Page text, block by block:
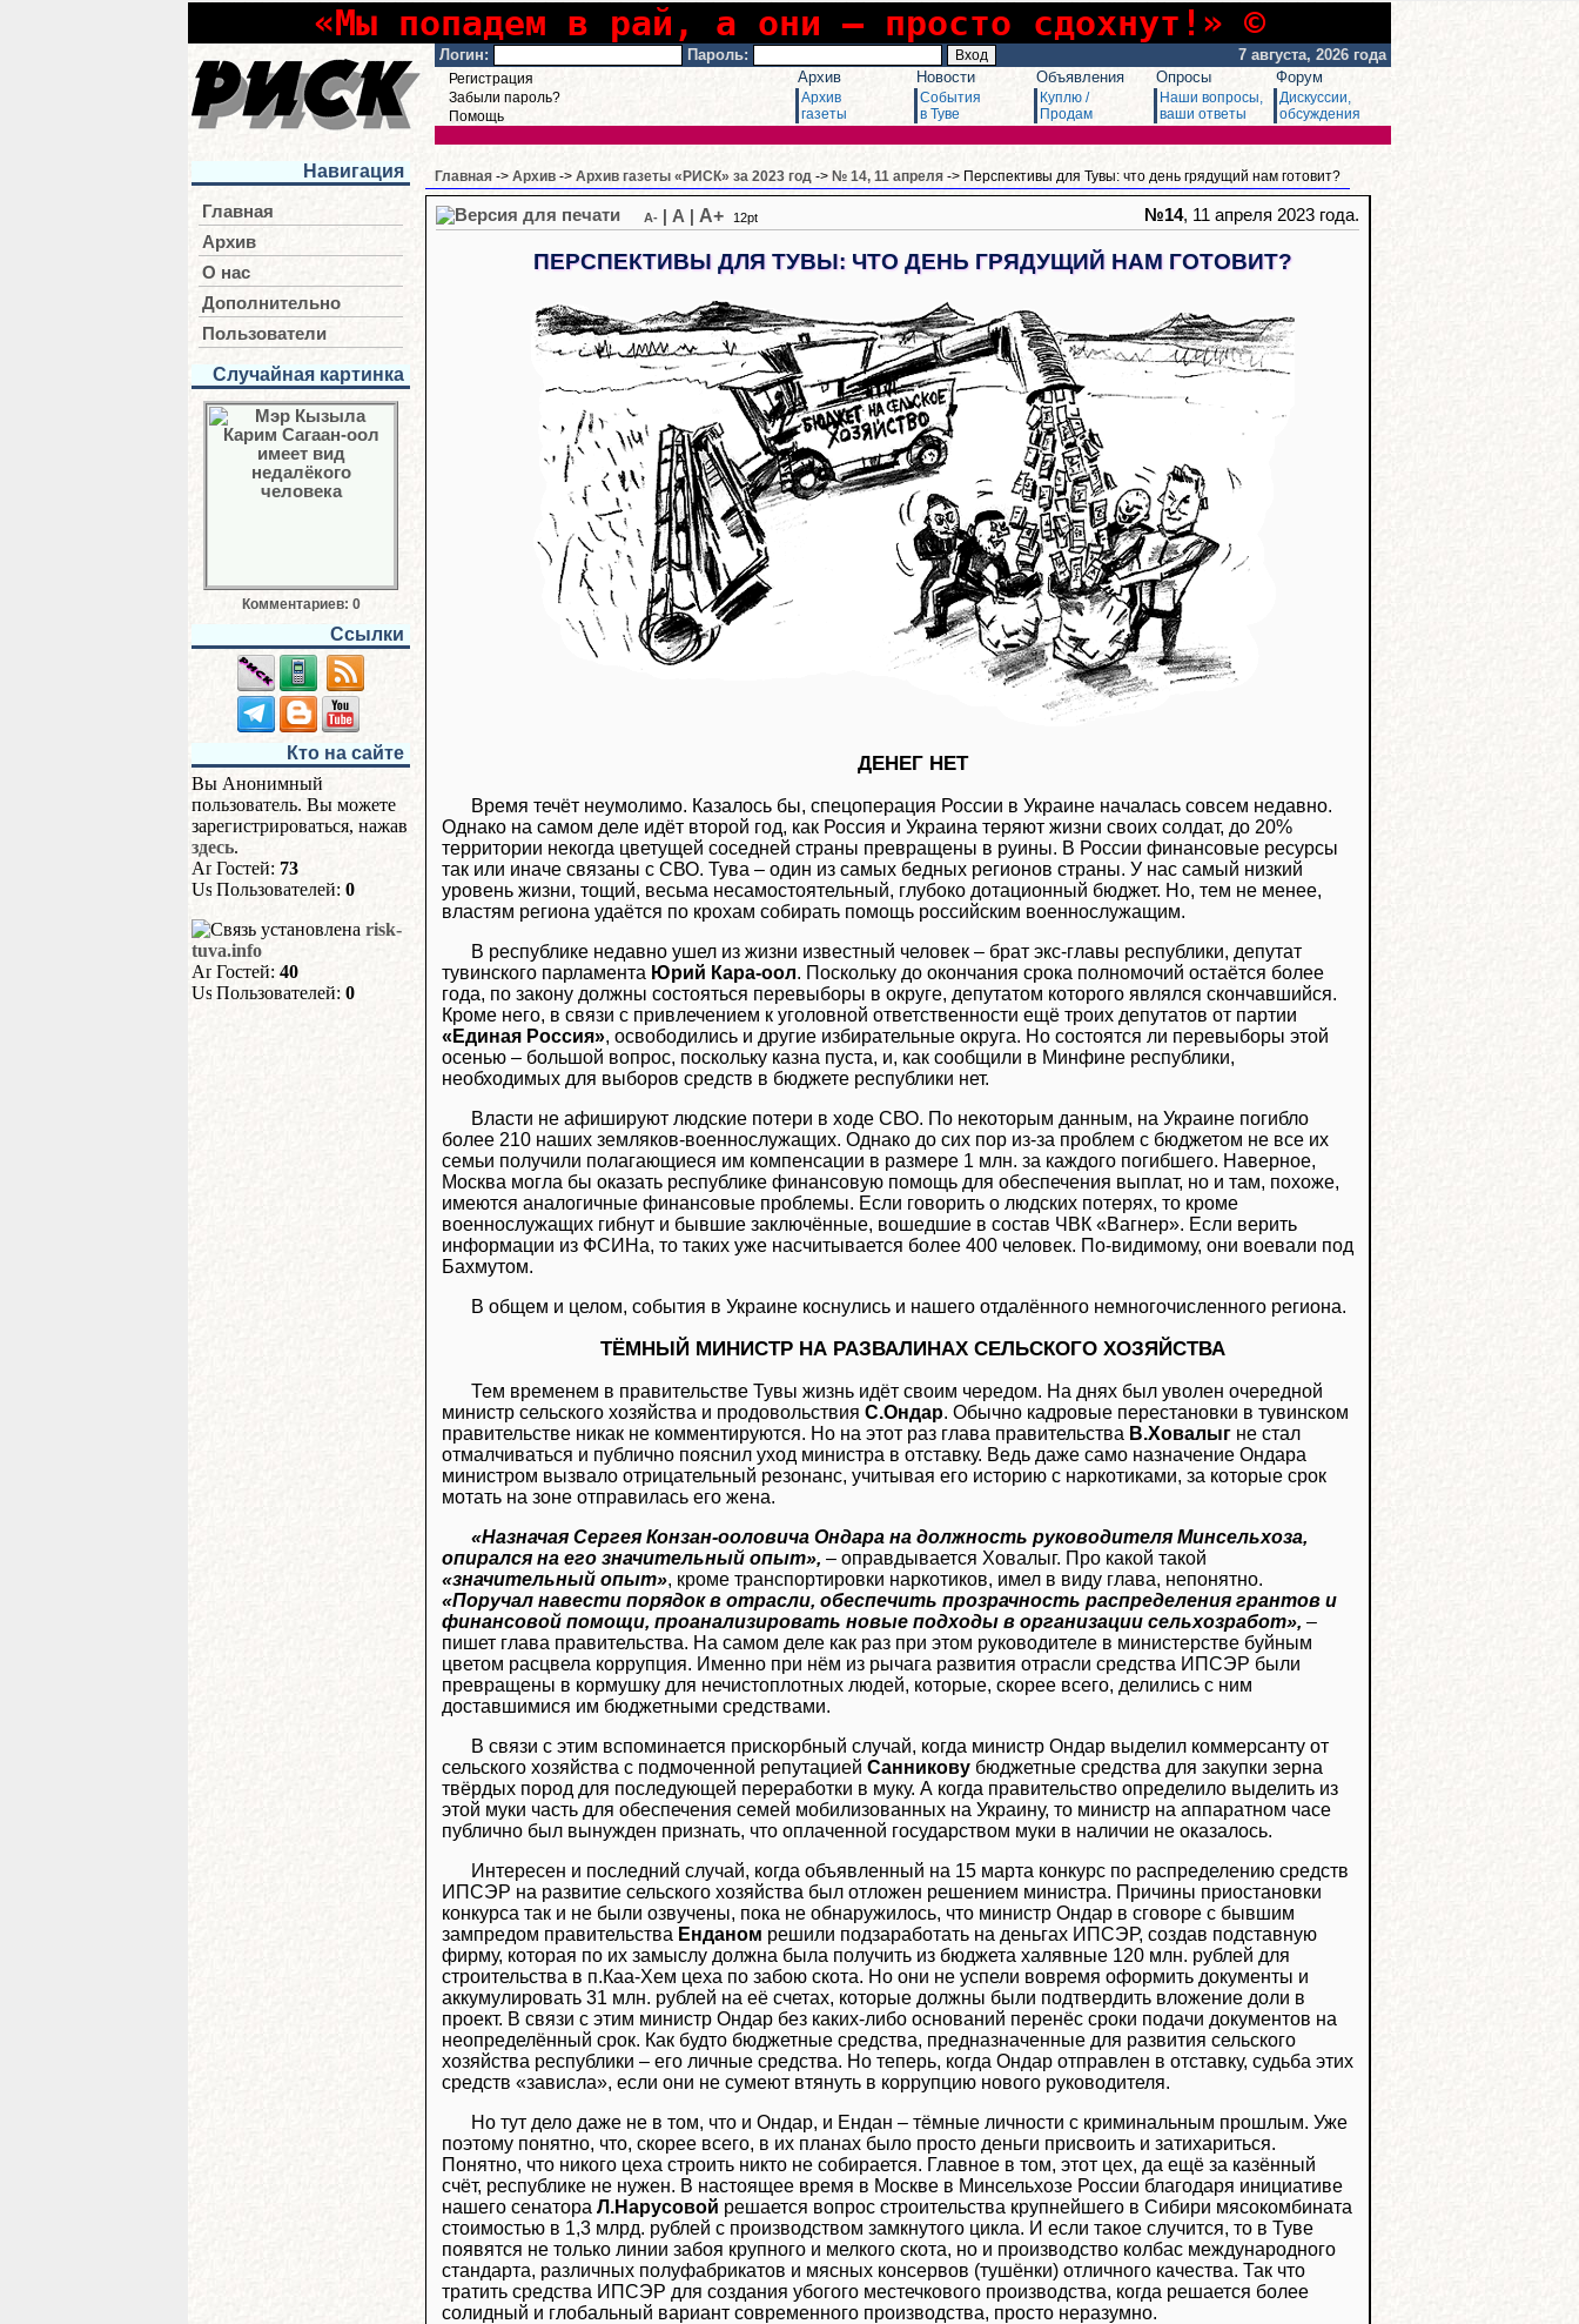
«Мы попадем в рай, а они – просто сдохнут!» ©
Логин: Пароль: 7 августа, 2026 года
Регистрация
Забыли пароль?
Помощь
Архив
Архив
газеты
Новости
События
в Туве
Объявления
Куплю /
Продам
Опросы
Наши вопросы,
ваши ответы
Форум
Дискуссии,
обсуждения
Навигация
Главная
Архив
О нас
Дополнительно
Пользователи
Случайная картинка
Комментариев: 0
Ссылки
Кто на сайте
Вы Анонимный
пользователь. Вы можете
зарегистрироваться, нажав
здесь.
Гостей: 73
Пользователей: 0
risk-
tuva.info
Гостей: 40
Пользователей: 0
Главная -> Архив -> Архив газеты «РИСК» за 2023 год -> № 14, 11 апреля -> Перспективы для Тувы: что день грядущий нам готовит?
A- A A+ 12pt №14, 11 апреля 2023 года.
ПЕРСПЕКТИВЫ ДЛЯ ТУВЫ: ЧТО ДЕНЬ ГРЯДУЩИЙ НАМ ГОТОВИТ?
ДЕНЕГ НЕТ
Время течёт неумолимо. Казалось бы, спецоперация России в Украине началась совсем недавно.
Однако на самом деле идёт второй год, как Россия и Украина теряют жизни своих солдат, до 20%
территории некогда цветущей соседней страны превращены в руины. В России финансовые ресурсы
так или иначе связаны с СВО. Тува – один из самых бедных регионов страны. У нас самый низкий
уровень жизни, тощий, весьма несамостоятельный, глубоко дотационный бюджет. Но, тем не менее,
властям региона удаётся по крохам собирать помощь российским военнослужащим.
В республике недавно ушел из жизни известный человек – брат экс-главы республики, депутат
тувинского парламента Юрий Кара-оол. Поскольку до окончания срока полномочий остаётся более
года, по закону должны состояться перевыборы в округе, депутатом которого являлся скончавшийся.
Кроме него, в связи с привлечением к уголовной ответственности ещё троих депутатов от партии
«Единая Россия», освободились и другие избирательные округа. Но состоятся ли перевыборы этой
осенью – большой вопрос, поскольку казна пуста, и, как сообщили в Минфине республики,
необходимых для выборов средств в бюджете республики нет.
Власти не афишируют людские потери в ходе СВО. По некоторым данным, на Украине погибло
более 210 наших земляков-военнослужащих. Однако до сих пор из-за проблем с бюджетом не все их
семьи получили полагающиеся им компенсации в размере 1 млн. за каждого погибшего. Наверное,
Москва могла бы оказать республике финансовую помощь для обеспечения выплат, но и там, похоже,
имеются аналогичные финансовые проблемы. Если говорить о людских потерях, то кроме
военнослужащих гибнут и бывшие заключённые, вошедшие в состав ЧВК «Вагнер». Если верить
информации из ФСИНа, то таких уже насчитывается более 400 человек. По-видимому, они воевали под
Бахмутом.
В общем и целом, события в Украине коснулись и нашего отдалённого немногочисленного региона.
ТЁМНЫЙ МИНИСТР НА РАЗВАЛИНАХ СЕЛЬСКОГО ХОЗЯЙСТВА
Тем временем в правительстве Тувы жизнь идёт своим чередом. На днях был уволен очередной
министр сельского хозяйства и продовольствия С.Ондар. Обычно кадровые перестановки в тувинском
правительстве никак не комментируются. Но на этот раз глава правительства В.Ховалыг не стал
отмалчиваться и публично пояснил уход министра в отставку. Ведь даже само назначение Ондара
министром вызвало отрицательный резонанс, учитывая его историю с наркотиками, за которые срок
мотать на зоне отправилась его жена.
«Назначая Сергея Конзан-ооловича Ондара на должность руководителя Минсельхоза,
опирался на его значительный опыт», – оправдывается Ховалыг. Про какой такой
«значительный опыт», кроме транспортировки наркотиков, имел в виду глава, непонятно.
«Поручал навести порядок в отрасли, обеспечить прозрачность распределения грантов и
финансовой помощи, проанализировать новые подходы в организации сельхозработ», –
пишет глава правительства. На самом деле как раз при этом руководителе в министерстве буйным
цветом расцвела коррупция. Именно при нём из рычага развития отрасли средства ИПСЭР были
превращены в кормушку для нечистоплотных людей, которые, скорее всего, делились с ним
доставшимися им бюджетными средствами.
В связи с этим вспоминается прискорбный случай, когда министр Ондар выделил коммерсанту от
сельского хозяйства с подмоченной репутацией Санникову бюджетные средства для закупки зерна
твёрдых пород для последующей переработки в муку. А когда правительство определило выделить из
этой муки часть для обеспечения семей мобилизованных на Украину, то министр на аппаратном часе
публично был вынужден признать, что оплаченной государством муки в наличии не оказалось.
Интересен и последний случай, когда объявленный на 15 марта конкурс по распределению средств
ИПСЭР на развитие сельского хозяйства был отложен решением министра. Причины приостановки
конкурса так и не были озвучены, пока не обнаружилось, что министр Ондар в сговоре с бывшим
зампредом правительства Енданом решили подзаработать на деньгах ИПСЭР, создав подставную
фирму, которая по их замыслу должна была получить из бюджета халявные 120 млн. рублей для
строительства в п.Каа-Хем цеха по забою скота. Но они не успели вовремя оформить документы и
аккумулировать 31 млн. рублей на её счетах, которые должны были подтвердить вложение доли в
проект. В связи с этим министр Ондар без каких-либо оснований перенёс сроки подачи документов на
неопределённый срок. Как будто бюджетные средства, предназначенные для развития сельского
хозяйства республики – его личные средства. Но теперь, когда Ондар отправлен в отставку, судьба этих
средств «зависла», если они не сумеют втянуть в коррупцию нового руководителя.
Но тут дело даже не в том, что и Ондар, и Ендан – тёмные личности с криминальным прошлым. Уже
поэтому понятно, что, скорее всего, в их планах было просто деньги присвоить и затихариться.
Понятно, что никого цеха строить никто не собирается. Главное в том, этот цех, да ещё за казённый
счёт, республике не нужен. В настоящее время в Москве в Минсельхозе России благодаря инициативе
нашего сенатора Л.Нарусовой решается вопрос строительства крупнейшего в Сибири мясокомбината
стоимостью в 1,3 млрд. рублей с производством замкнутого цикла. И если такое случится, то в Туве
появятся не только линии забоя крупного и мелкого скота, но и производство колбас международного
стандарта, различных полуфабрикатов и мясных консервов (тушёнки) отличного качества. Так что
тратить средства ИПСЭР для создания убогого местечкового производства, когда решается более
солидный и глобальный вариант современного производства, просто неразумно.